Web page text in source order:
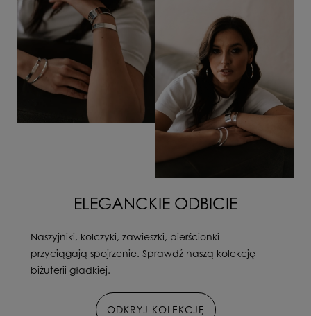
ELEGANCKIE ODBICIE
Naszyjniki, kolczyki, zawieszki, pierścionki –
przyciągają spojrzenie. Sprawdź naszą kolekcję
biżuterii gładkiej.
ODKRYJ KOLEKCJĘ